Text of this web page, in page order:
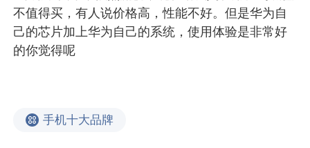
不值得买，有人说价格高，性能不好。但是华为自
己的芯片加上华为自己的系统，使用体验是非常好
的你觉得呢
手机十大品牌